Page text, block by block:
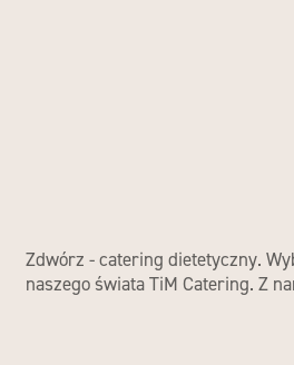
Zdwórz - catering dietetyczny.
naszego świata TiM Catering. Z